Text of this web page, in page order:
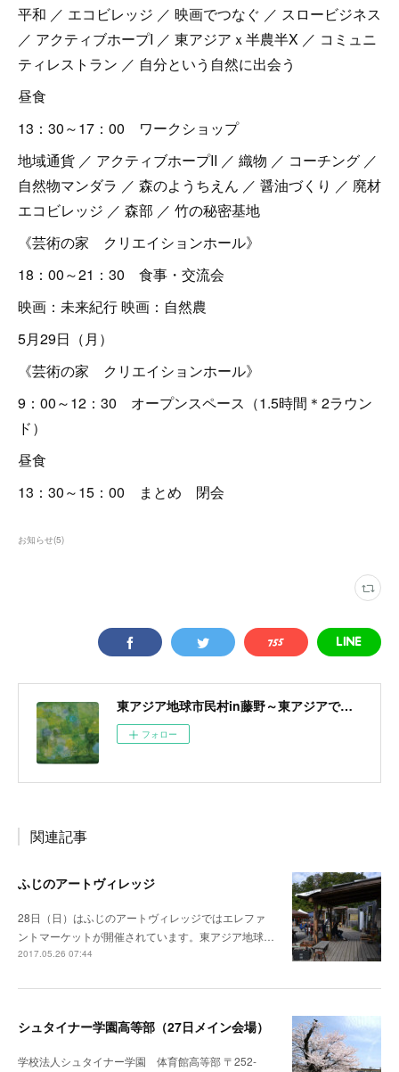
平和 ／ エコビレッジ ／ 映画でつなぐ ／ スロービジネス
／ アクティブホープI ／ 東アジアｘ半農半X ／ コミュニ
ティレストラン ／ 自分という自然に出会う
昼食
13：30～17：00 ワークショップ
地域通貨 ／ アクティブホープII ／ 織物 ／ コーチング ／
自然物マンダラ ／ 森のようちえん ／ 醤油づくり ／ 廃材
エコビレッジ ／ 森部 ／ 竹の秘密基地
《芸術の家 クリエイションホール》
18：00～21：30 食事・交流会
映画：未来紀行 映画：自然農
5月29日（月）
《芸術の家 クリエイションホール》
9：00～12：30 オープンスペース（1.5時間＊2ラウン
ド）
昼食
13：30～15：00 まとめ 閉会
お知らせ(5)
東アジア地球市民村in藤野～東アジアで醸成する地球市民意識～
フォロー
関連記事
ふじのアートヴィレッジ
28日（日）はふじのアートヴィレッジではエレファ
ントマーケットが開催されています。東アジア地球…
2017.05.26 07:44
シュタイナー学園高等部（27日メイン会場）
学校法人シュタイナー学園 体育館高等部 〒252-